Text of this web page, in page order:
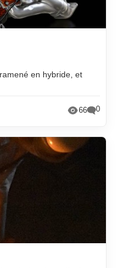
en hybride, et
66 0